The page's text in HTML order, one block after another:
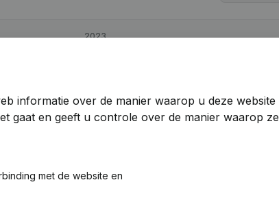
2023
€10.087 0,09%
informatie over de manier waarop u deze website
gaat en geeft u controle over de manier waarop ze
met de website en